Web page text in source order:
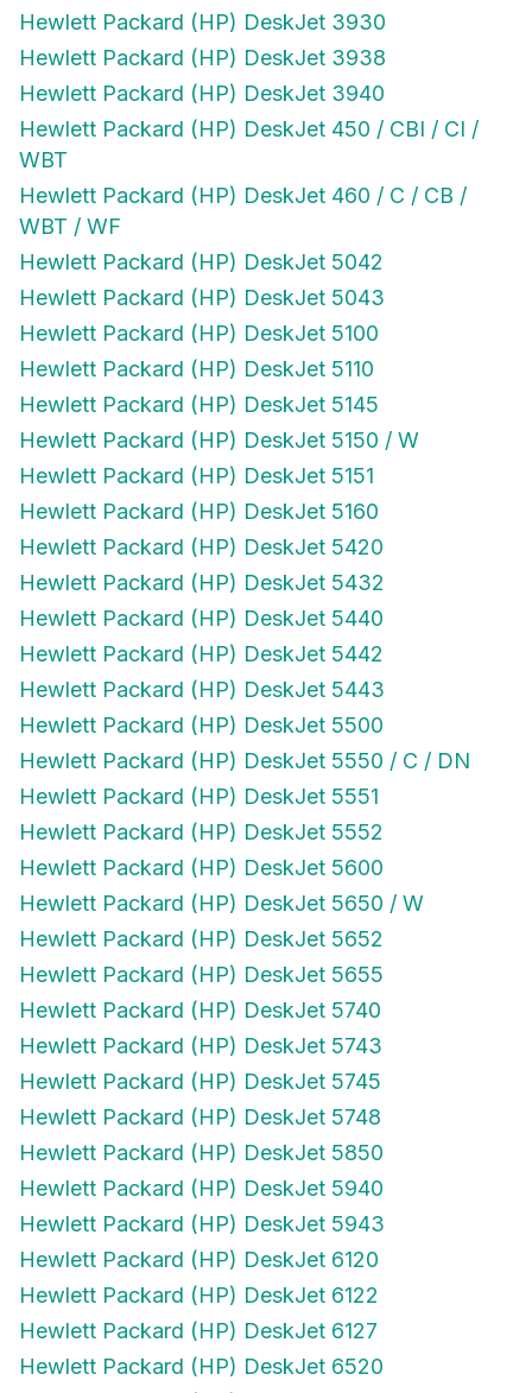
Hewlett Packard (HP) DeskJet 3930
Hewlett Packard (HP) DeskJet 3938
Hewlett Packard (HP) DeskJet 3940
Hewlett Packard (HP) DeskJet 450 / CBI / CI /
WBT
Hewlett Packard (HP) DeskJet 460 / C / CB /
WBT / WF
Hewlett Packard (HP) DeskJet 5042
Hewlett Packard (HP) DeskJet 5043
Hewlett Packard (HP) DeskJet 5100
Hewlett Packard (HP) DeskJet 5110
Hewlett Packard (HP) DeskJet 5145
Hewlett Packard (HP) DeskJet 5150 / W
Hewlett Packard (HP) DeskJet 5151
Hewlett Packard (HP) DeskJet 5160
Hewlett Packard (HP) DeskJet 5420
Hewlett Packard (HP) DeskJet 5432
Hewlett Packard (HP) DeskJet 5440
Hewlett Packard (HP) DeskJet 5442
Hewlett Packard (HP) DeskJet 5443
Hewlett Packard (HP) DeskJet 5500
Hewlett Packard (HP) DeskJet 5550 / C / DN
Hewlett Packard (HP) DeskJet 5551
Hewlett Packard (HP) DeskJet 5552
Hewlett Packard (HP) DeskJet 5600
Hewlett Packard (HP) DeskJet 5650 / W
Hewlett Packard (HP) DeskJet 5652
Hewlett Packard (HP) DeskJet 5655
Hewlett Packard (HP) DeskJet 5740
Hewlett Packard (HP) DeskJet 5743
Hewlett Packard (HP) DeskJet 5745
Hewlett Packard (HP) DeskJet 5748
Hewlett Packard (HP) DeskJet 5850
Hewlett Packard (HP) DeskJet 5940
Hewlett Packard (HP) DeskJet 5943
Hewlett Packard (HP) DeskJet 6120
Hewlett Packard (HP) DeskJet 6122
Hewlett Packard (HP) DeskJet 6127
Hewlett Packard (HP) DeskJet 6520